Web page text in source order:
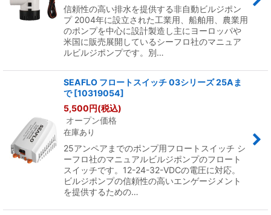
信頼性の高い排水を提供する非自動ビルジポン
プ 2004年に設立された工業用、船舶用、農業用
のポンプを中心に設計製造し主にヨーロッパや
米国に販売展開しているシーフロ社のマニュア
ルビルジポンプです。別…
SEAFLO フロートスイッチ 03シリーズ 25Aま
で [10319054]
5,500円(税込)
オープン価格
在庫あり
25アンペアまでのポンプ用フロートスイッチ シ
ーフロ社のマニュアルビルジポンプのフロート
スイッチです。12-24-32-VDCの電圧に対応。
ビルジポンプの信頼性の高いエンゲージメント
を提供するための…